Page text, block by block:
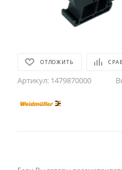
ОТЛОЖИТЬ
Артикул: 1479870000